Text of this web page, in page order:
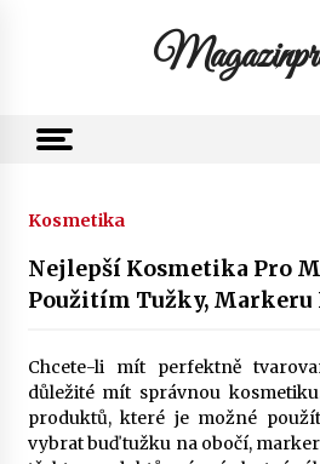
Kosmetika
Nejlepší Kosmetika Pro
Použitím Tužky, Markeru
Chcete-li mít perfektně
důležité mít správnou
produktů, které je možné
vybrat buď tužku na obočí,